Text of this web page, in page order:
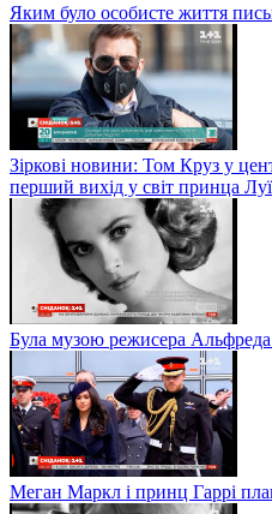
Яким було особисте життя
Зіркові новини: Том Круз у
перший вихід у світ принца Луї
Була музою режисера Альфреда
Меган Маркл і принц Гаррі